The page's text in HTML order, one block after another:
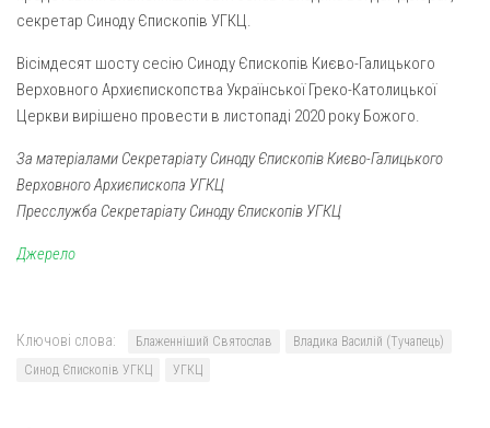
секретар Синоду Єпископів УГКЦ.
Вісімдесят шосту сесію Синоду Єпископів Києво-Галицького
Верховного Архиєпископства Української Греко-Католицької
Церкви вирішено провести в листопаді 2020 року Божого.
За матеріалами Секретаріату Синоду Єпископів Києво-Галицького
Верховного Архиєпископа УГКЦ
Пресслужба Секретаріату Синоду Єпископів УГКЦ
Джерело
Ключові слова: Блаженніший Святослав
Владика Василій (Тучапець)
Синод Єпископів УГКЦ
УГКЦ